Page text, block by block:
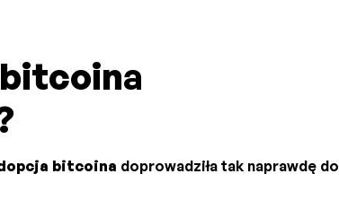
bitcoina doprowadziła tak naprawdę do